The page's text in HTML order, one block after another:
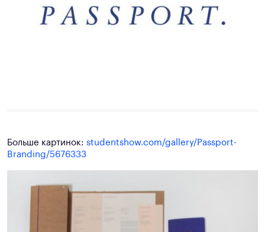
Больше картинок: studentshow.com/gallery/Passport-
Branding/5676333